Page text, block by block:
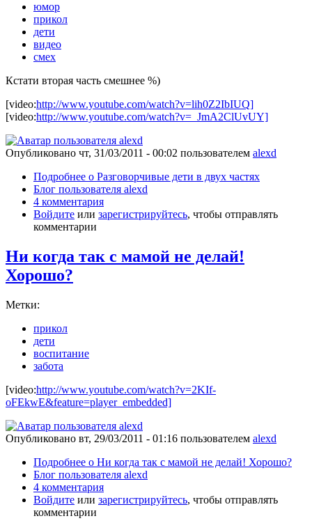
юмор
прикол
дети
видео
смех
Кстати вторая часть смешнее %)
[video:http://www.youtube.com/watch?v=lih0Z2IbIUQ]
[video:http://www.youtube.com/watch?v=_JmA2ClUvUY]
Опубликовано чт, 31/03/2011 - 00:02 пользователем alexd
Подробнее о Разговорчивые дети в двух частях
Блог пользователя alexd
4 комментария
Войдите или зарегистрируйтесь, чтобы отправлять
комментарии
Ни когда так с мамой не делай!
Хорошо?
Метки:
прикол
дети
воспитание
забота
[video:http://www.youtube.com/watch?v=2KIf-
oFEkwE&feature=player_embedded]
Опубликовано вт, 29/03/2011 - 01:16 пользователем alexd
Подробнее о Ни когда так с мамой не делай! Хорошо?
Блог пользователя alexd
4 комментария
Войдите или зарегистрируйтесь, чтобы отправлять
комментарии